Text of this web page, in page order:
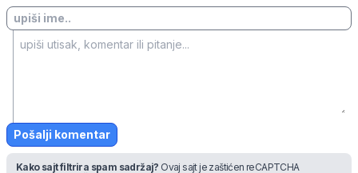
Pošalji komentar
Kako sajt filtrira spam sadržaj? Ovaj sajt je zaštićen reCAPTCHA